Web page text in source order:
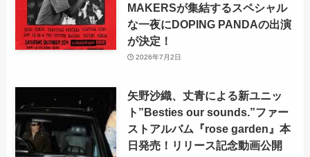
MAKERSが集結するスペシャル
な一夜にDOPING PANDAの出演
が決定！
2026年7月2日
矢野沙織、丈青による新ユニッ
ト”Besties our sounds.”ファー
ストアルバム『rose garden』本
日発売！リリース記念動画公開